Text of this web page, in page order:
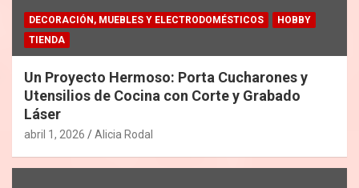
DECORACIÓN, MUEBLES Y ELECTRODOMÉSTICOS
HOBBY
TIENDA
Un Proyecto Hermoso: Porta Cucharones y
Utensilios de Cocina con Corte y Grabado
Láser
abril 1, 2026 Alicia Rodal